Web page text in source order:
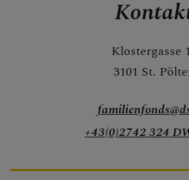
Klostergasse
3101 St.
+43(0)2742 324